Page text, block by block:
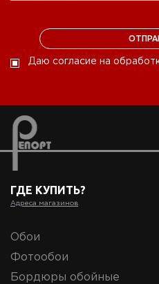
Даю согласие на
ГДЕ КУПИТЬ?
Адреса магазинов
Обои
Фотообои
Бордюры обойные